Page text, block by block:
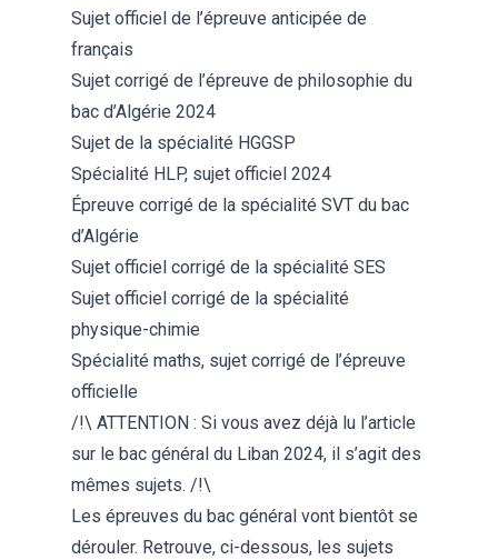
Sujet officiel de l’épreuve anticipée de
français
Sujet corrigé de l’épreuve de philosophie du
bac d’Algérie 2024
Sujet de la spécialité HGGSP
Spécialité HLP, sujet officiel 2024
Épreuve corrigé de la spécialité SVT du bac
d’Algérie
Sujet officiel corrigé de la spécialité SES
Sujet officiel corrigé de la spécialité
physique-chimie
Spécialité maths, sujet corrigé de l’épreuve
officielle
/!\ ATTENTION : Si vous avez déjà lu l’article
sur le bac général du Liban 2024, il s’agit des
mêmes sujets. /!\
Les épreuves du bac général vont bientôt se
dérouler. Retrouve, ci-dessous, les sujets